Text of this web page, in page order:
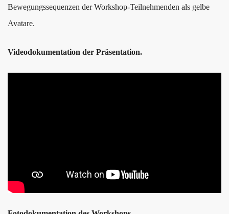
Bewegungssequenzen der Workshop-Teilnehmenden als gelbe
Avatare.
Videodokumentation der Präsentation.